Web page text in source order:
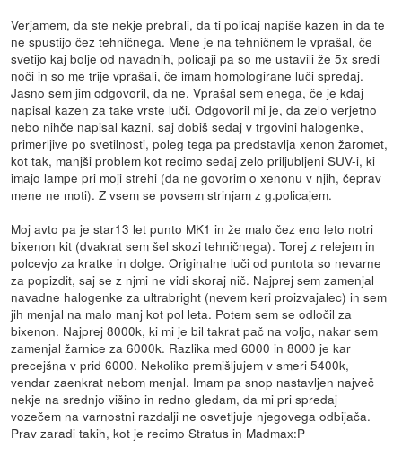
Verjamem, da ste nekje prebrali, da ti policaj napiše kazen in da te
ne spustijo čez tehničnega. Mene je na tehničnem le vprašal, če
svetijo kaj bolje od navadnih, policaji pa so me ustavili že 5x sredi
noči in so me trije vprašali, če imam homologirane luči spredaj.
Jasno sem jim odgovoril, da ne. Vprašal sem enega, če je kdaj
napisal kazen za take vrste luči. Odgovoril mi je, da zelo verjetno
nebo nihče napisal kazni, saj dobiš sedaj v trgovini halogenke,
primerljive po svetilnosti, poleg tega pa predstavlja xenon žaromet,
kot tak, manjši problem kot recimo sedaj zelo priljubljeni SUV-i, ki
imajo lampe pri moji strehi (da ne govorim o xenonu v njih, čeprav
mene ne moti). Z vsem se povsem strinjam z g.policajem.
Moj avto pa je star13 let punto MK1 in že malo čez eno leto notri
bixenon kit (dvakrat sem šel skozi tehničnega). Torej z relejem in
polcevjo za kratke in dolge. Originalne luči od puntota so nevarne
za popizdit, saj se z njmi ne vidi skoraj nič. Najprej sem zamenjal
navadne halogenke za ultrabright (nevem keri proizvajalec) in sem
jih menjal na malo manj kot pol leta. Potem sem se odločil za
bixenon. Najprej 8000k, ki mi je bil takrat pač na voljo, nakar sem
zamenjal žarnice za 6000k. Razlika med 6000 in 8000 je kar
precejšna v prid 6000. Nekoliko premišljujem v smeri 5400k,
vendar zaenkrat nebom menjal. Imam pa snop nastavljen največ
nekje na srednjo višino in redno gledam, da mi pri spredaj
vozečem na varnostni razdalji ne osvetljuje njegovega odbijača.
Prav zaradi takih, kot je recimo Stratus in Madmax:P